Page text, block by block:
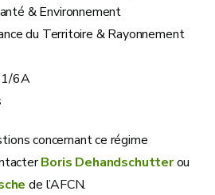
& Environnement
du Territoire & Rayonnement
1/6A
concernant ce régime
Boris Dehandschutterou
de l’AFCN.